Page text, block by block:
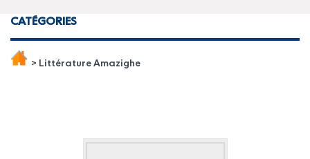
CATÉGORIES
> Littérature Amazighe